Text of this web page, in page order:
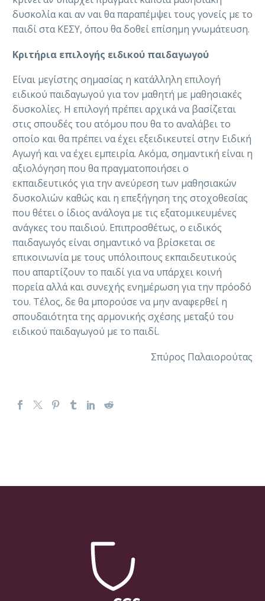
δυσκολία και αν ναι θα παραπέμψει τους γονείς με το
παιδί στα ΚΕΣΥ, όπου θα δοθεί επίσημη γνωμάτευση.
Κριτήρια επιλογής ειδικού παιδαγωγού
Είναι μεγίστης σημασίας η κατάλληλη επιλογή
ειδικού παιδαγωγού για τον μαθητή με μαθησιακές
δυσκολίες. Η επιλογή πρέπει αρχικά να βασίζεται
στις σπουδές του ατόμου που θα το αναλάβει το
οποίο και θα πρέπει να έχει εξειδικευτεί στην Ειδική
Αγωγή και να έχει εμπειρία. Ακόμα, σημαντική είναι η
αξιολόγηση που θα πραγματοποιήσει ο
εκπαιδευτικός για την ανεύρεση των μαθησιακών
δυσκολιών καθώς και η επεξήγηση της στοχοθεσίας
που θέτει ο ίδιος ανάλογα με τις εξατομικευμένες
ανάγκες του παιδιού. Επιπροσθέτως, ο ειδικός
παιδαγωγός είναι σημαντικό να βρίσκεται σε
επικοινωνία με τους υπόλοιπους εκπαιδευτικούς
που απαρτίζουν το παιδί για να υπάρχει κοινή
πορεία αλλά και συνεχής ενημέρωση για την πρόοδό
του. Τέλος, δε θα μπορούσε να μην αναφερθεί η
σπουδαιότητα της αρμονικής σχέσης μεταξύ του
ειδικού παιδαγωγού με το παιδί.
Σπύρος Παλαιορούτας